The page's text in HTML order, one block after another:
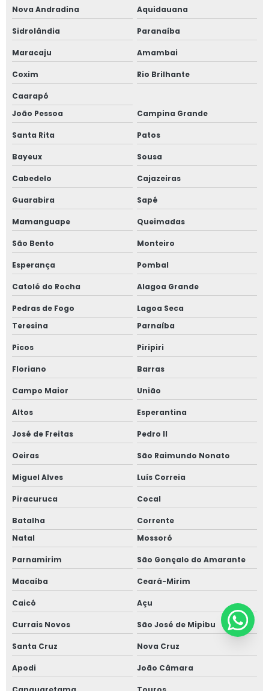
Nova Andradina Aquidauana
Sidrolândia Paranaíba
Maracaju Amambai
Coxim Rio Brilhante
Caarapó
João Pessoa
Campina Grande
Santa Rita Patos
Bayeux Sousa
Cabedelo Cajazeiras
Guarabira Sapé
Mamanguape Queimadas
São Bento Monteiro
Esperança Pombal
Catolé do Rocha Alagoa Grande
Pedras de Fogo
Lagoa Seca
Teresina
Parnaíba
Picos Piripiri
Floriano Barras
Campo Maior União
Altos Esperantina
José de Freitas Pedro II
Oeiras São Raimundo Nonato
Miguel Alves Luís Correia
Piracuruca Cocal
Batalha
Corrente
Natal
Mossoró
Parnamirim São Gonçalo do Amarante
Macaíba Ceará-Mirim
Caicó Açu
Currais Novos São José de Mipibu
Santa Cruz Nova Cruz
Apodi João Câmara